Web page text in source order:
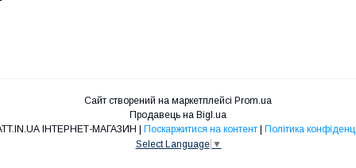
Сайт створений на маркетплейсі Prom.ua
Продавець на Bigl.ua
Поскаржитися на контент
Політика
Select Language ▼